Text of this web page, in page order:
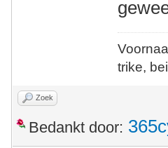
trike,
Zoek
Bedankt door: